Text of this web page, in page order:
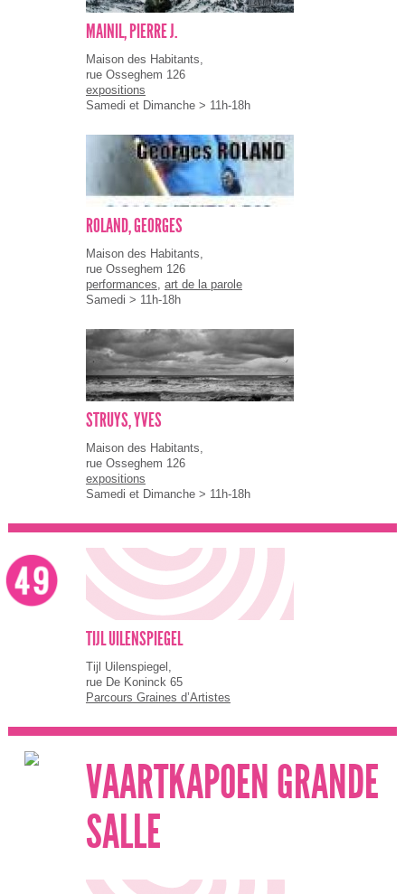
MAINIL, PIERRE J.
Maison des Habitants,
rue Osseghem 126
expositions
Samedi et Dimanche > 11h-18h
ROLAND, GEORGES
Maison des Habitants,
rue Osseghem 126
performances, art de la parole
Samedi > 11h-18h
STRUYS, YVES
Maison des Habitants,
rue Osseghem 126
expositions
Samedi et Dimanche > 11h-18h
TIJL UILENSPIEGEL
Tijl Uilenspiegel,
rue De Koninck 65
Parcours Graines d’Artistes
VAARTKAPOEN GRANDE
SALLE